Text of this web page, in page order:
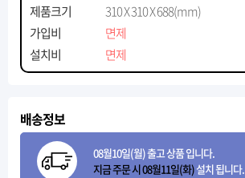
제품크기
310 X 310 X 688(mm)
가입비
면제
설치비
면제
배송정보
08월10일(월) 출고 상품 입니다.
지금 주문 시 08월11일(화)설치 됩니다.